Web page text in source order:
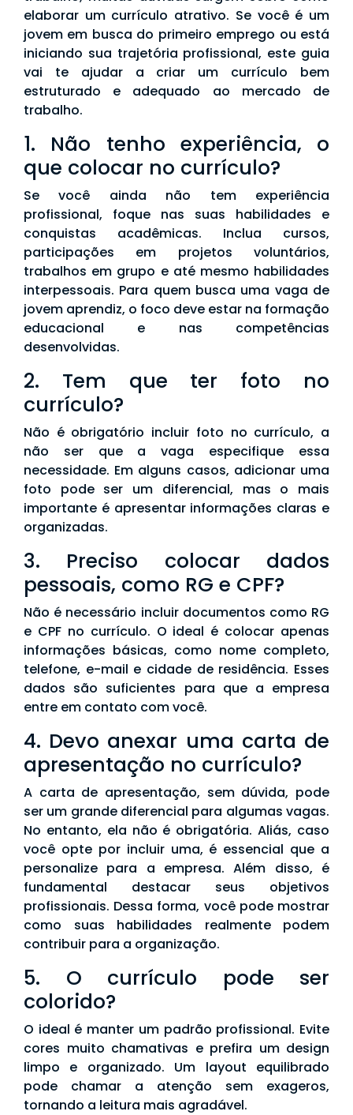
elaborar um currículo atrativo. Se você é um
jovem em busca do primeiro emprego ou está
iniciando sua trajetória profissional, este guia
vai te ajudar a criar um currículo bem
estruturado e adequado ao mercado de
trabalho.
1. Não tenho experiência, o
que colocar no currículo?
Se você ainda não tem experiência
profissional, foque nas suas habilidades e
conquistas acadêmicas. Inclua cursos,
participações em projetos voluntários,
trabalhos em grupo e até mesmo habilidades
interpessoais. Para quem busca uma vaga de
jovem aprendiz, o foco deve estar na formação
educacional e nas competências
desenvolvidas.
2. Tem que ter foto no
currículo?
Não é obrigatório incluir foto no currículo, a
não ser que a vaga especifique essa
necessidade. Em alguns casos, adicionar uma
foto pode ser um diferencial, mas o mais
importante é apresentar informações claras e
organizadas.
3. Preciso colocar dados
pessoais, como RG e CPF?
Não é necessário incluir documentos como RG
e CPF no currículo. O ideal é colocar apenas
informações básicas, como nome completo,
telefone, e-mail e cidade de residência. Esses
dados são suficientes para que a empresa
entre em contato com você.
4. Devo anexar uma carta de
apresentação no currículo?
A carta de apresentação, sem dúvida, pode
ser um grande diferencial para algumas vagas.
No entanto, ela não é obrigatória. Aliás, caso
você opte por incluir uma, é essencial que a
personalize para a empresa. Além disso, é
fundamental destacar seus objetivos
profissionais. Dessa forma, você pode mostrar
como suas habilidades realmente podem
contribuir para a organização.
5. O currículo pode ser
colorido?
O ideal é manter um padrão profissional. Evite
cores muito chamativas e prefira um design
limpo e organizado. Um layout equilibrado
pode chamar a atenção sem exageros,
tornando a leitura mais agradável.